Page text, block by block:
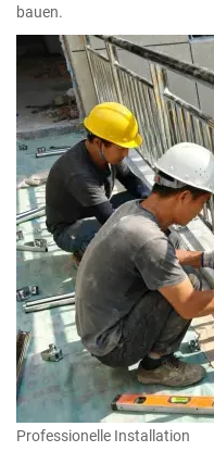
bauen.
Professionelle Installation